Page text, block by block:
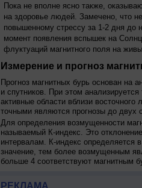
Пока не вполне ясно также,
на здоровье людей. Замечено, что
повышенному стрессу за 1-2 дня до
момент появления вспышек на
флуктуаций магнитного поля на
Измерение и прогноз
Прогноз магнитных бурь основан на
и спутников. При этом
активные области вблизи
точными являются прогнозы до двух
Для определения возмущенности
называемый К-индекс. Это
интервалам. К-индекс определяется
значение, тем более возмущенным
больше 4 соответствуют магнитным
РЕКЛАМА